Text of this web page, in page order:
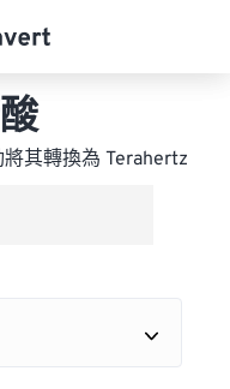
其轉換為 Terahertz